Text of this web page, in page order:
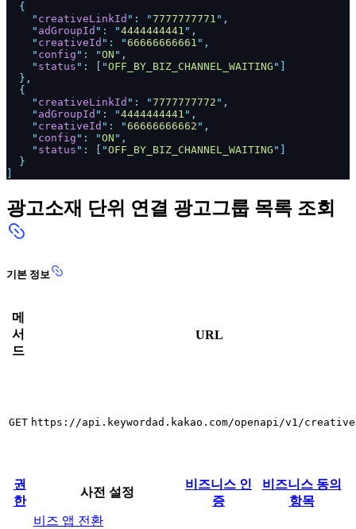
{
" creativeLinkId ": "7777777771 ",
" adGroupId ": "4444444441 ",
" creativeId ": "66666666661 ",
" config ": "ON ",
" status ": ["OFF_BY_BIZ_CHANNEL_WAITING "]
},
{
" creativeLinkId ": "7777777772 ",
" adGroupId ": "4444444441 ",
" creativeId ": "66666666662 ",
" config ": "ON ",
" status ": ["OFF_BY_BIZ_CHANNEL_WAITING "]
}
광고소재 단위 연결 광고그룹 목록 조회
기본 정보
메
서
드
URL
GET https://api.keywordad.kakao.com/openapi/v1/
권
한
사전 설정
비즈니스 인
증
비즈니스 동의
항목
비즈 앱 전환